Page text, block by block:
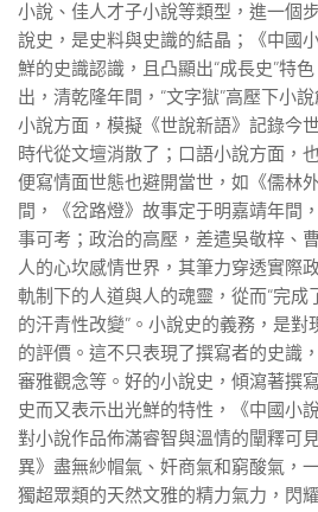
小說、佳人才子小說等類型，進一個
說史，是史料與史識的結晶；《中國
鮮的史識認識，且凸顯出“成長史”特
出，清乾隆年間，“文字獄”高壓下小
小說方面，模擬《世說新語》記錄今
時代從文壇消散了；口語小說方面，
便寫情面世態也避開當世，如《儒林
間，《岔路燈》故事定于明嘉靖年間
事可考；政治的高壓，差遣吳敬梓、
人的心坎感情世界，其筆力穿透實際
軌制下的人道與人的魂靈，從而“完成
的汗青性改變”。小說史的義務，是對
的評價。這不只表現了撰寫者的史識
審雅觀念等。好的小說史，傾瀉著撰
史而又表示出光鮮的特性，《中國小
對小說作品佈滿睿智與溫情的闡釋可
異》盡無紗帽氣、奸商氣和窮酸氣，
獨超眾類的天然文雅的精力氣力，閃